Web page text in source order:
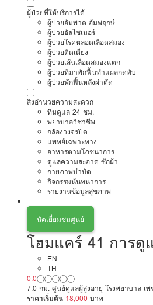
ผู้ป่วยที่ให้บริการได้
ผู้ป่วยอัมพาต อัมพฤกษ์
ผู้ป่วยอัลไซเมอร์
ผู้ป่วยโรคหลอดเลือดสมอง
ผู้ป่วยติดเตียง
ผู้ป่วยเส้นเลือดสมองแตก
ผู้ป่วยที่มาพักฟื้นทำแผลกดทับ
ผู้ป่วยพักฟื้นหลังผ่าตัด
สิ่งอำนวยความสะดวก
ทีมดูแล 24 ชม.
พยาบาลวิชาชีพ
กล้องวงจรปิด
แพทย์เฉพาะทาง
อาหารตามโภชนาการ
ดูแลความสะอาด ซักผ้า
กายภาพบำบัด
กิจกรรมนันทนาการ
รายงานข้อมูลสุขภาพ
นัดเยี่ยมชมศูนย์
โฮมแคร์ 41 การดู
มีภาวะพึ่งพิง
EN
TH
0.0
7.0 กม. ศูนย์ดูแลผู้สูงอายุ โรงพยาบาล เพ
ราคาเริ่มต้น 18,000 บาท